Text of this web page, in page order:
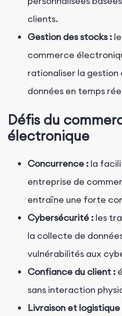
clients.
Gestion des stocks :
commerce
rationaliser la gestion
données en temps
Défis du
électronique
Concurrence : la
entreprise de
entraîne une forte
Cybersécurité : les
la collecte de
vulnérabilités aux
Confiance du client :
sans interaction
Livraison et logistique